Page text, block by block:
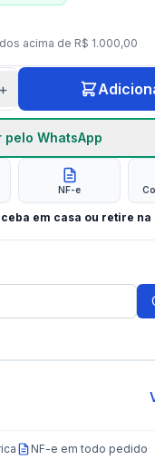
acima de R$ 1.000,00
+
pelo WhatsApp
NF-e
em casa ou retire na
NF-e em todo pedido